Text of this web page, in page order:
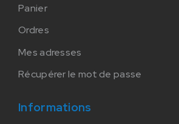
Panier
Ordres
Mes adresses
Récupérer le mot de passe
Informations